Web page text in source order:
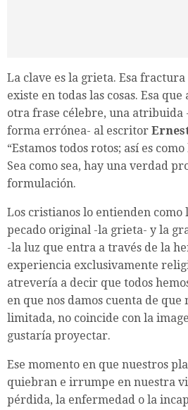
La clave es la grieta. Esa fractura
existe en todas las cosas. Esa
otra frase célebre, una atribuida
forma errónea- al escritor
“Estamos todos rotos; así es
Sea como sea, hay una verdad
formulación.
Los cristianos lo entienden
pecado original -la grieta- y la
-la luz que entra a través de la
experiencia exclusivamente
atrevería a decir que todos
en que nos damos cuenta de
limitada, no coincide con la
gustaría proyectar.
Ese momento en que nuestros
quiebran e irrumpe en nuestra
pérdida, la enfermedad o la